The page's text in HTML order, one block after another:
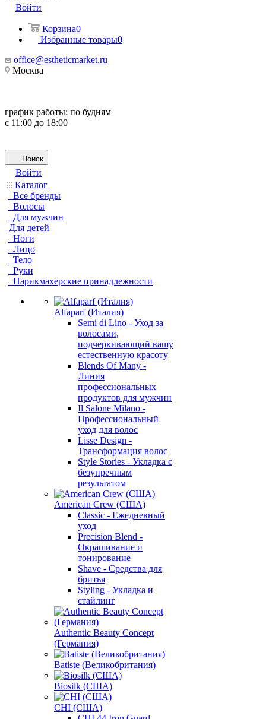
Войти
Корзина0
Избранные товары0
office@estheticmarket.ru
Москва
график работы: по будням
с 11:00 до 18:00
Поиск
Войти
Каталог
Все бренды
Волосы
Для мужчин
Для детей
Ноги
Лицо
Тело
Руки
Парикмахерские принадлежности
Alfaparf (Италия)
Semi di Lino - Уход за
волосами,
подчеркивающий вашу
естественную красоту
Blends Of Many -
Линия
профессиональных
продуктов для мужчин
Il Salone Milano -
Профессиональный
уход для волос
Lisse Design -
Трансформация волос
Style Stories - Укладка с
безупречным
результатом
American Crew (США)
Classic - Ежедневный
уход
Precision Blend -
Окрашивание и
тонирование
Shave - Средства для
бритья
Styling - Укладка и
стайлинг
Authentic Beauty Concept
(Германия)
Batiste (Великобритания)
Biosilk (США)
CHI (США)